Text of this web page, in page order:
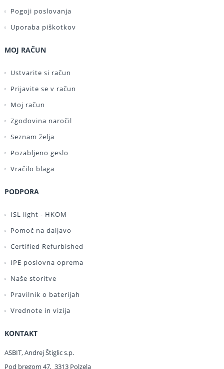
Pogoji poslovanja
Uporaba piškotkov
MOJ RAČUN
Ustvarite si račun
Prijavite se v račun
Moj račun
Zgodovina naročil
Seznam želja
Pozabljeno geslo
Vračilo blaga
PODPORA
ISL light - HKOM
Pomoč na daljavo
Certified Refurbished
IPE poslovna oprema
Naše storitve
Pravilnik o baterijah
Vrednote in vizija
KONTAKT
ASBIT, Andrej Štiglic s.p.
Pod bregom 47, 3313 Polzela